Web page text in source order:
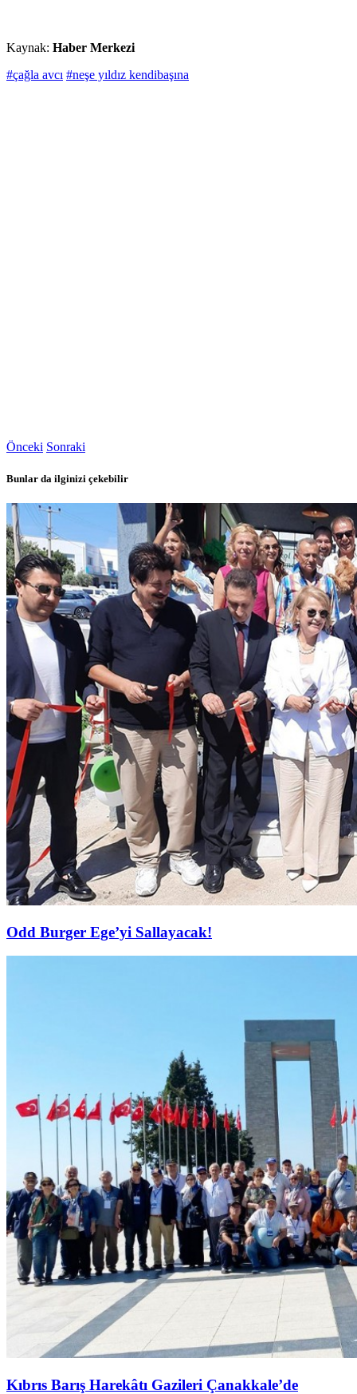
Kaynak: Haber Merkezi
#çağla avcı #neşe yıldız kendibaşına
Önceki Sonraki
Bunlar da ilginizi çekebilir
Odd Burger Ege’yi Sallayacak!
Kıbrıs Barış Harekâtı Gazileri Çanakkale’de